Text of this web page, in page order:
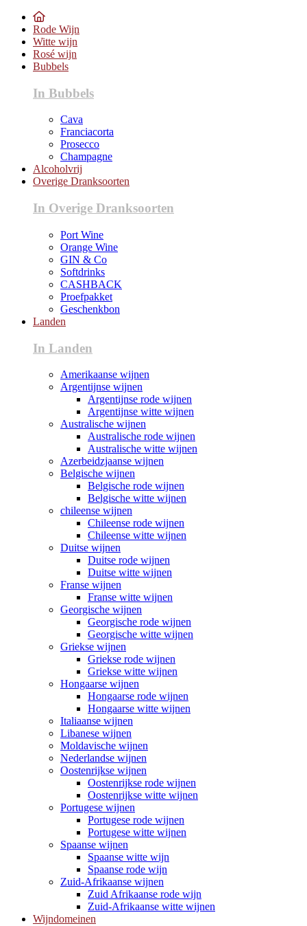
Rode Wijn
Witte wijn
Rosé wijn
Bubbels
In Bubbels
Cava
Franciacorta
Prosecco
Champagne
Alcoholvrij
Overige Dranksoorten
In Overige Dranksoorten
Port Wine
Orange Wine
GIN & Co
Softdrinks
CASHBACK
Proefpakket
Geschenkbon
Landen
In Landen
Amerikaanse wijnen
Argentijnse wijnen
Argentijnse rode wijnen
Argentijnse witte wijnen
Australische wijnen
Australische rode wijnen
Australische witte wijnen
Azerbeidzjaanse wijnen
Belgische wijnen
Belgische rode wijnen
Belgische witte wijnen
chileense wijnen
Chileense rode wijnen
Chileense witte wijnen
Duitse wijnen
Duitse rode wijnen
Duitse witte wijnen
Franse wijnen
Franse witte wijnen
Georgische wijnen
Georgische rode wijnen
Georgische witte wijnen
Griekse wijnen
Griekse rode wijnen
Griekse witte wijnen
Hongaarse wijnen
Hongaarse rode wijnen
Hongaarse witte wijnen
Italiaanse wijnen
Libanese wijnen
Moldavische wijnen
Nederlandse wijnen
Oostenrijkse wijnen
Oostenrijkse rode wijnen
Oostenrijkse witte wijnen
Portugese wijnen
Portugese rode wijnen
Portugese witte wijnen
Spaanse wijnen
Spaanse witte wijn
Spaanse rode wijn
Zuid-Afrikaanse wijnen
Zuid Afrikaanse rode wijn
Zuid-Afrikaanse witte wijnen
Wijndomeinen